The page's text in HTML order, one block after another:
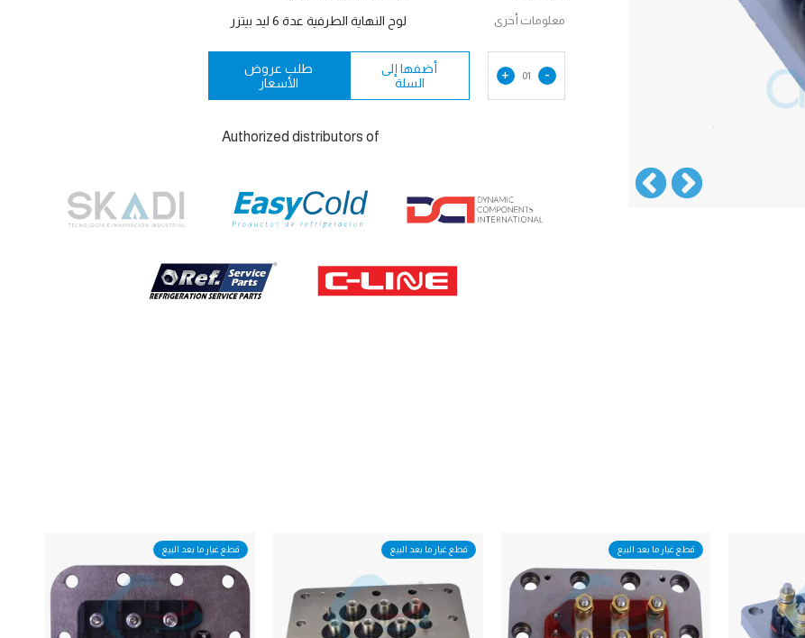
معلومات أخرى لوح النهاية الطرفية عدة 6 ليد بيتزر
-
01
+
أضفها إلى
السلة
طلب عروض
الأسعار
Authorized distributors of
قطع غيار ما بعد البيع قطع غيار ما بعد البيع قطع غيار ما بعد البيع